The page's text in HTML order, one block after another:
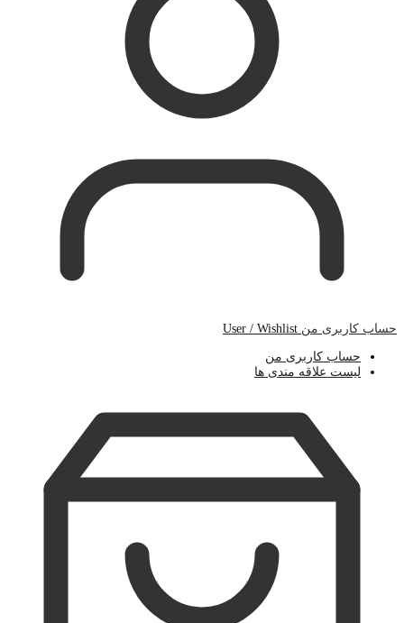
حساب کاربری من User / Wishlist
حساب کاربری من
لیست علاقه مندی ها